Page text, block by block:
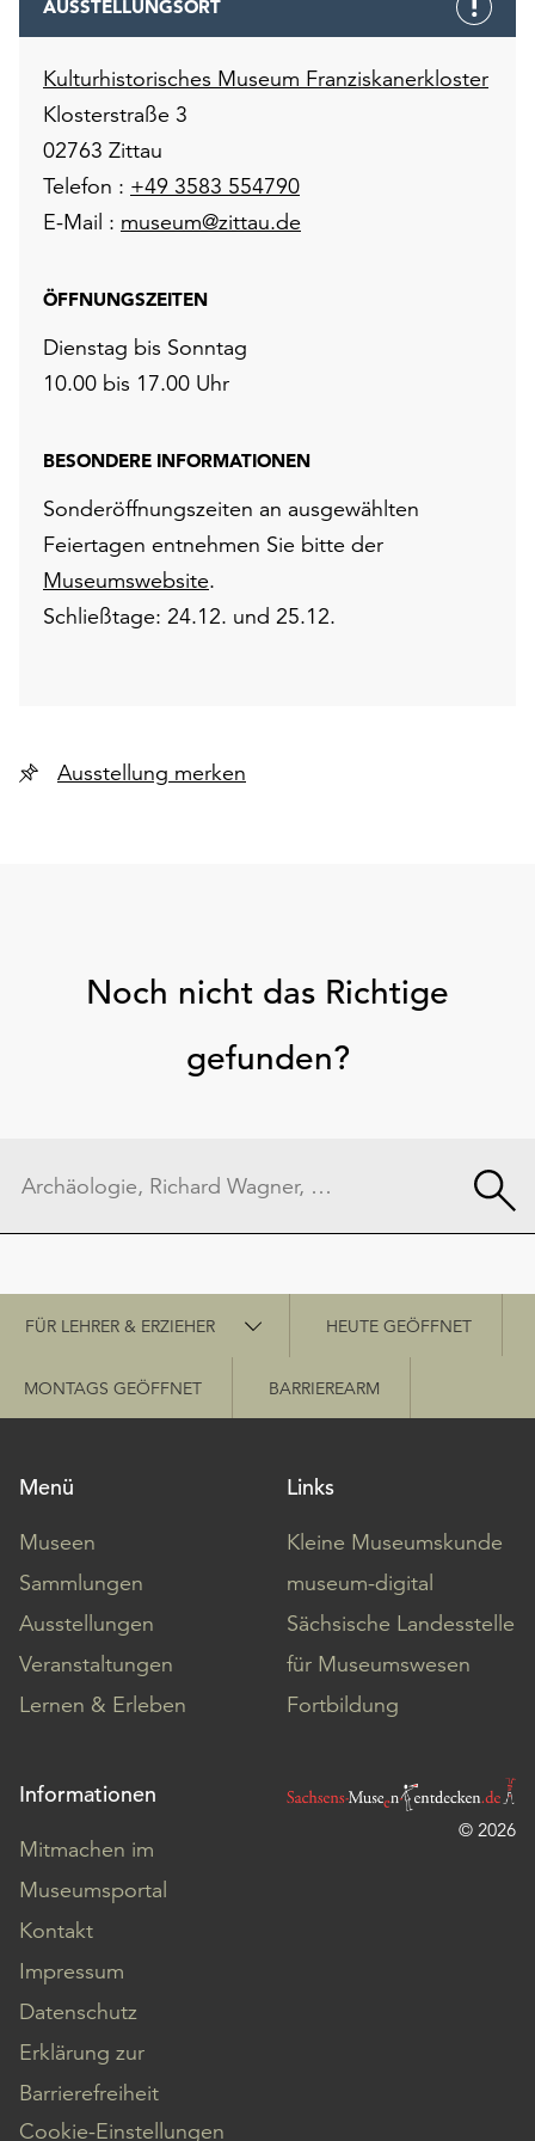
AUSSTELLUNGSORT
Kulturhistorisches Museum Franziskanerkloster
Klosterstraße 3
02763 Zittau
Telefon : +49 3583 554790
E-Mail : museum@zittau.de
ÖFFNUNGSZEITEN
Dienstag bis Sonntag
10.00 bis 17.00 Uhr
BESONDERE INFORMATIONEN
Sonderöffnungszeiten an ausgewählten
Feiertagen entnehmen Sie bitte der
Museumswebsite.
Schließtage: 24.12. und 25.12.
Ausstellung merken
Noch nicht das Richtige
gefunden?
Schnellzugriff
FÜR LEHRER & ERZIEHER HEUTE GEÖFFNET
MONTAGS GEÖFFNET BARRIEREARM
Menü
Museen
Sammlungen
Ausstellungen
Veranstaltungen
Lernen & Erleben
Links
Kleine Museumskunde
museum-digital
Sächsische Landesstelle
für Museumswesen
Fortbildung
Informationen
Mitmachen im
Museumsportal
Kontakt
Impressum
Datenschutz
Erklärung zur
Barrierefreiheit
Cookie-Einstellungen
© 2026